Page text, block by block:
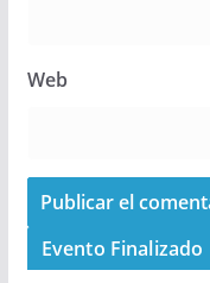
Web
Evento Finalizado